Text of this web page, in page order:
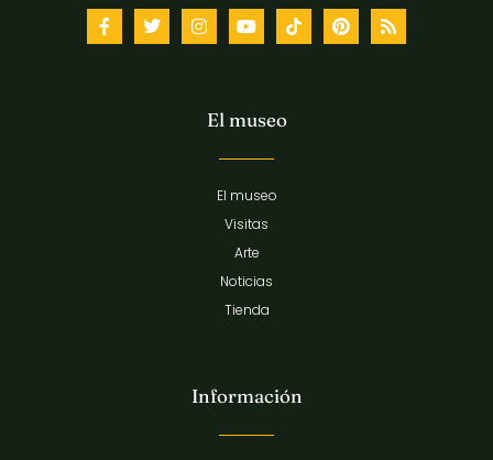
El museo
El museo
Visitas
Arte
Noticias
Tienda
Información